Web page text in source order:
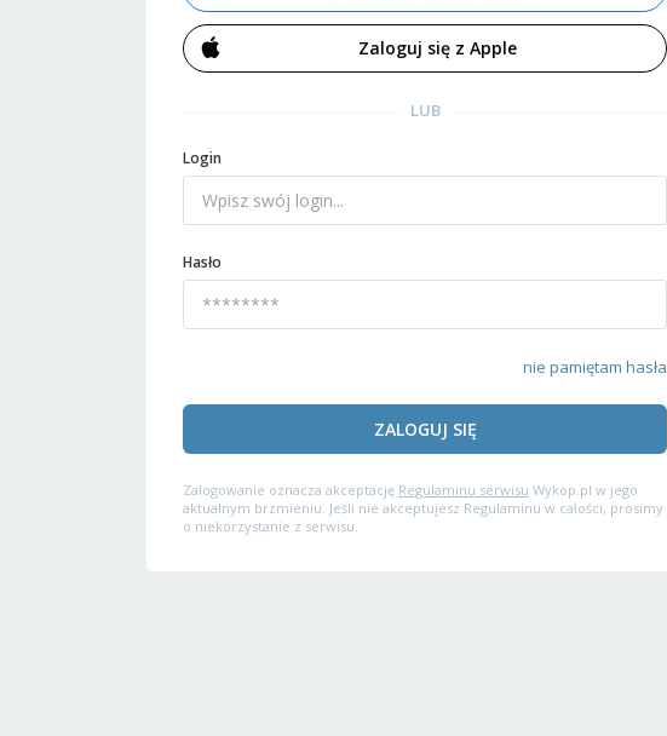
Zaloguj się z Apple
LUB
Login
Hasło
nie pamiętam hasła
ZALOGUJ SIĘ
Zalogowanie oznacza akceptację Regulaminu serwisu Wykop.pl w jego
aktualnym brzmieniu. Jeśli nie akceptujesz Regulaminu w całości, prosimy
o niekorzystanie z serwisu.